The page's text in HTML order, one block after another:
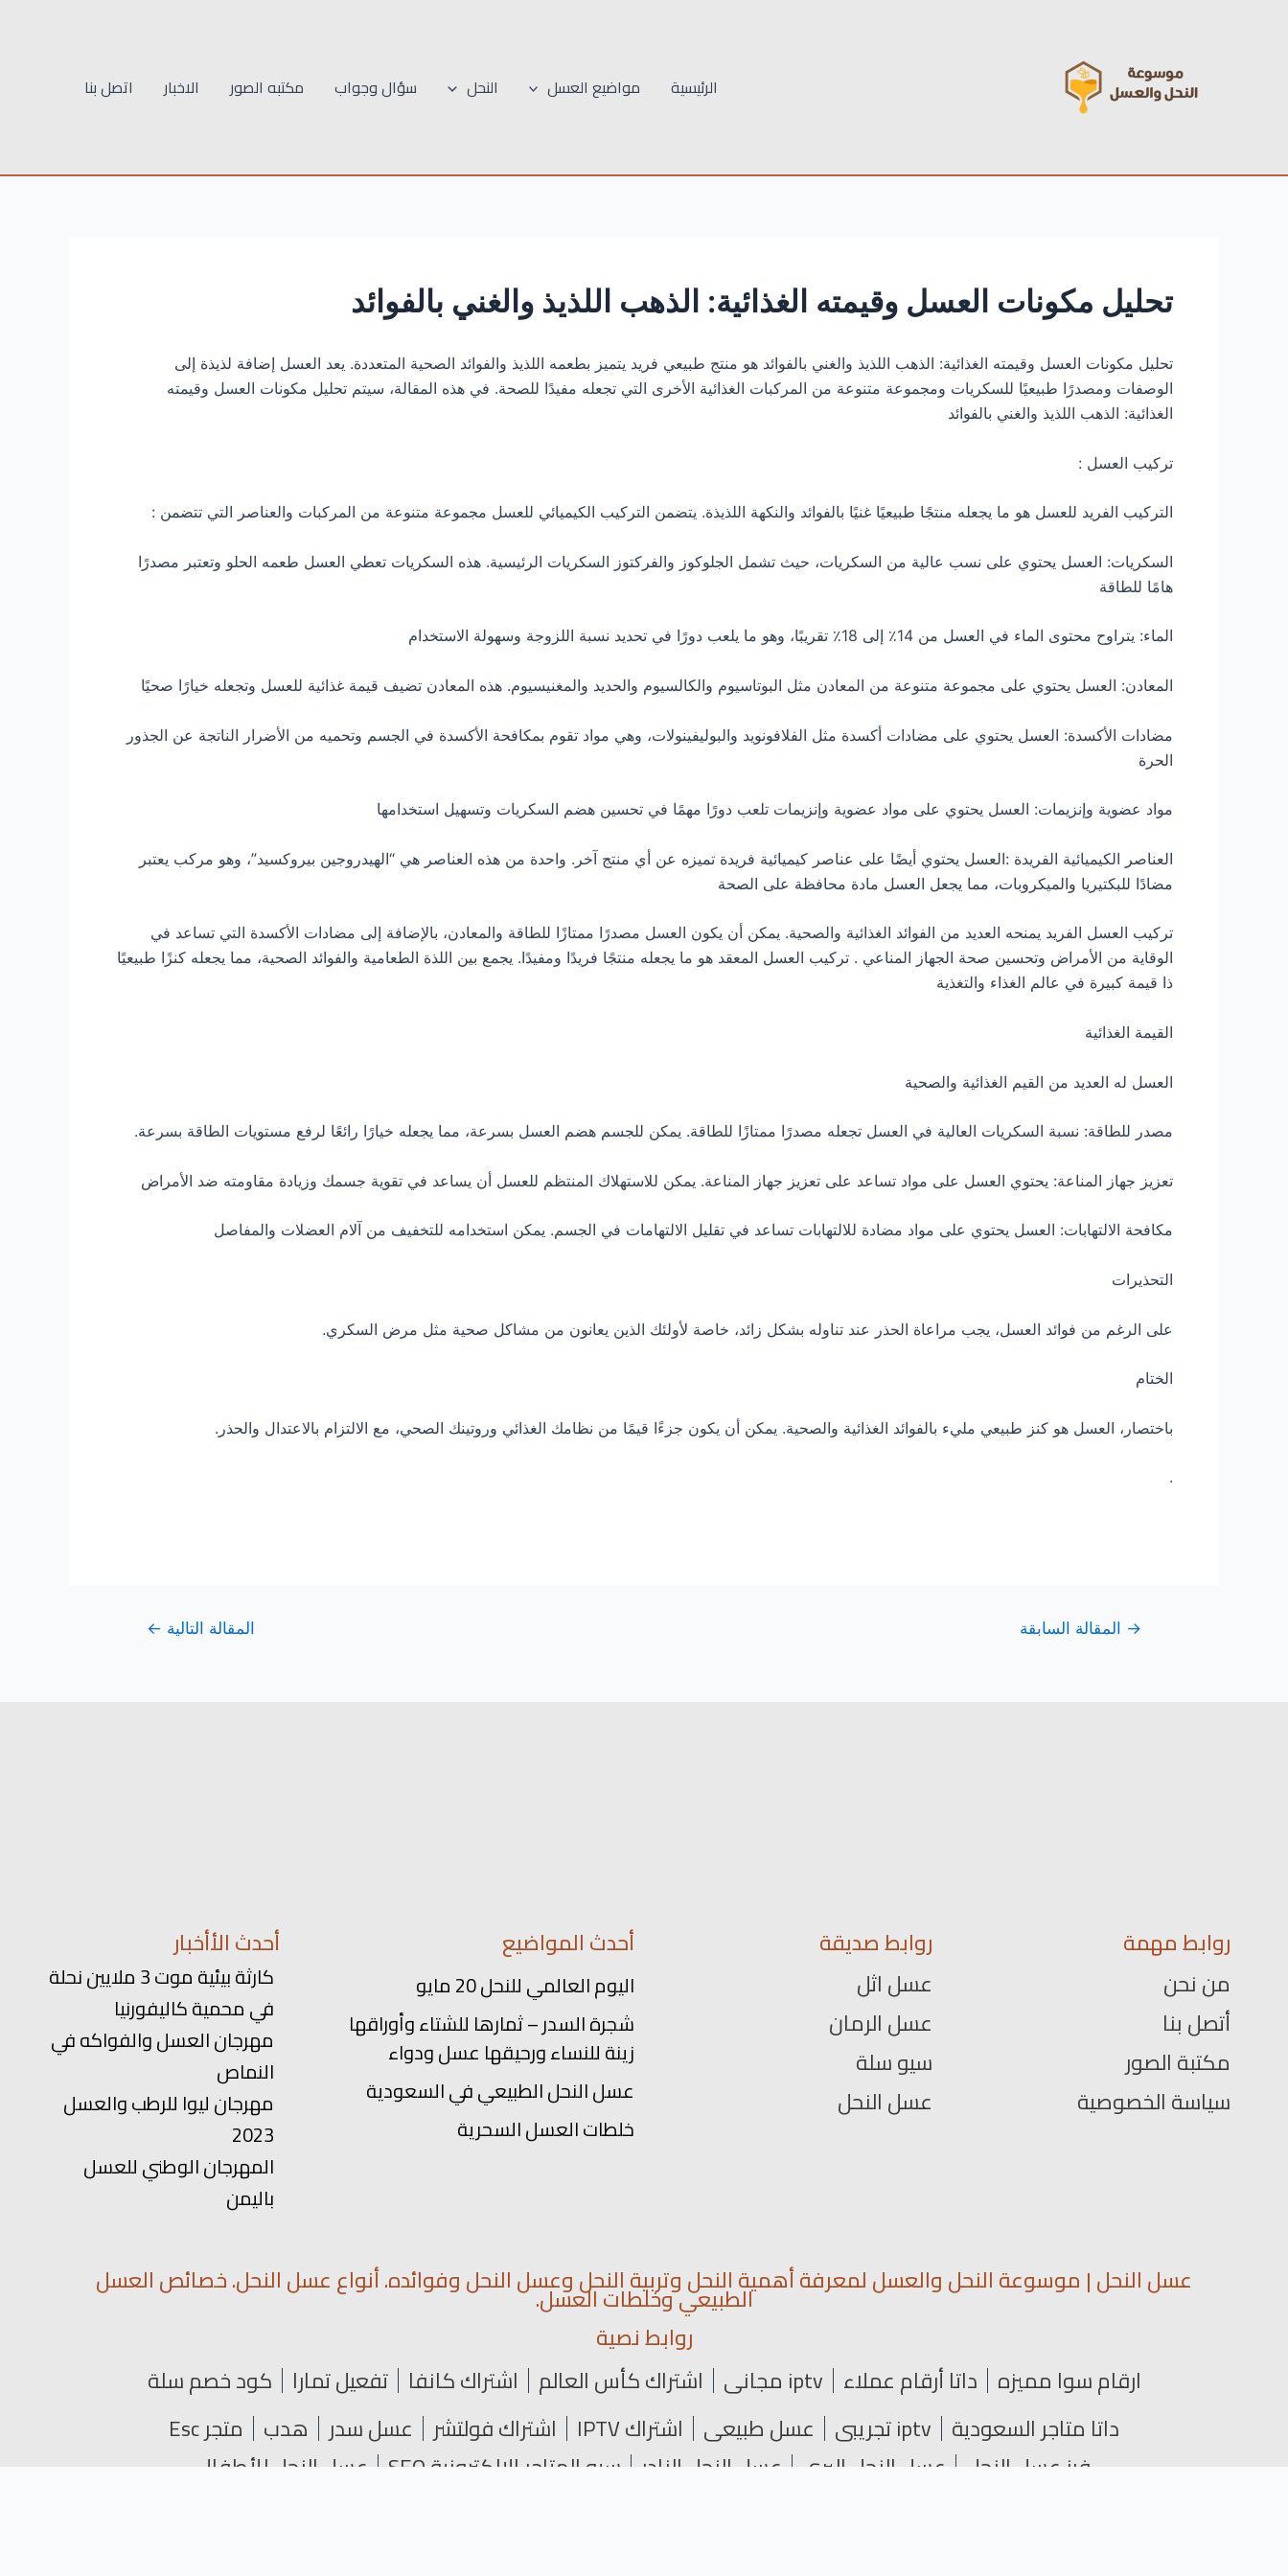
الرئيسية مواضيع العسل النحل سؤال وجواب مكتبه الصور الاخبار اتصل بنا
تحليل مكونات العسل وقيمته الغذائية: الذهب اللذيذ والغني بالفوائد
تحليل مكونات العسل وقيمته الغذائية: الذهب اللذيذ والغني بالفوائد هو منتج طبيعي فريد يتميز بطعمه اللذيذ والفوائد الصحية المتعددة. يعد العسل إضافة لذيذة إلى
الوصفات ومصدرًا طبيعيًا للسكريات ومجموعة متنوعة من المركبات الغذائية الأخرى التي تجعله مفيدًا للصحة. في هذه المقالة، سيتم تحليل مكونات العسل وقيمته
الغذائية: الذهب اللذيذ والغني بالفوائد
تركيب العسل :
التركيب الفريد للعسل هو ما يجعله منتجًا طبيعيًا غنيًا بالفوائد والنكهة اللذيذة. يتضمن التركيب الكيميائي للعسل مجموعة متنوعة من المركبات والعناصر التي تتضمن :
السكريات: العسل يحتوي على نسب عالية من السكريات، حيث تشمل الجلوكوز والفركتوز السكريات الرئيسية. هذه السكريات تعطي العسل طعمه الحلو وتعتبر مصدرًا
هامًا للطاقة
الماء: يتراوح محتوى الماء في العسل من 14٪ إلى 18٪ تقريبًا، وهو ما يلعب دورًا في تحديد نسبة اللزوجة وسهولة الاستخدام
المعادن: العسل يحتوي على مجموعة متنوعة من المعادن مثل البوتاسيوم والكالسيوم والحديد والمغنيسيوم. هذه المعادن تضيف قيمة غذائية للعسل وتجعله خيارًا صحيًا
مضادات الأكسدة: العسل يحتوي على مضادات أكسدة مثل الفلافونويد والبوليفينولات، وهي مواد تقوم بمكافحة الأكسدة في الجسم وتحميه من الأضرار الناتجة عن الجذور
الحرة
مواد عضوية وإنزيمات: العسل يحتوي على مواد عضوية وإنزيمات تلعب دورًا مهمًا في تحسين هضم السكريات وتسهيل استخدامها
العناصر الكيميائية الفريدة :العسل يحتوي أيضًا على عناصر كيميائية فريدة تميزه عن أي منتج آخر. واحدة من هذه العناصر هي “الهيدروجين بيروكسيد”، وهو مركب يعتبر
مضادًا للبكتيريا والميكروبات، مما يجعل العسل مادة محافظة على الصحة
تركيب العسل الفريد يمنحه العديد من الفوائد الغذائية والصحية. يمكن أن يكون العسل مصدرًا ممتازًا للطاقة والمعادن، بالإضافة إلى مضادات الأكسدة التي تساعد في
الوقاية من الأمراض وتحسين صحة الجهاز المناعي . تركيب العسل المعقد هو ما يجعله منتجًا فريدًا ومفيدًا. يجمع بين اللذة الطعامية والفوائد الصحية، مما يجعله كنزًا طبيعيًا
ذا قيمة كبيرة في عالم الغذاء والتغذية
القيمة الغذائية
العسل له العديد من القيم الغذائية والصحية
مصدر للطاقة: نسبة السكريات العالية في العسل تجعله مصدرًا ممتازًا للطاقة. يمكن للجسم هضم العسل بسرعة، مما يجعله خيارًا رائعًا لرفع مستويات الطاقة بسرعة.
تعزيز جهاز المناعة: يحتوي العسل على مواد تساعد على تعزيز جهاز المناعة. يمكن للاستهلاك المنتظم للعسل أن يساعد في تقوية جسمك وزيادة مقاومته ضد الأمراض
مكافحة الالتهابات: العسل يحتوي على مواد مضادة للالتهابات تساعد في تقليل الالتهامات في الجسم. يمكن استخدامه للتخفيف من آلام العضلات والمفاصل
التحذيرات
على الرغم من فوائد العسل، يجب مراعاة الحذر عند تناوله بشكل زائد، خاصة لأولئك الذين يعانون من مشاكل صحية مثل مرض السكري.
الختام
باختصار، العسل هو كنز طبيعي مليء بالفوائد الغذائية والصحية. يمكن أن يكون جزءًا قيمًا من نظامك الغذائي وروتينك الصحي، مع الالتزام بالاعتدال والحذر.
.
→ المقالة السابقة المقالة التالية ←
روابط مهمة
من نحن
أتصل بنا
مكتبة الصور
سياسة الخصوصية
روابط صديقة
عسل اثل
عسل الرمان
سيو سلة
عسل النحل
أحدث المواضيع
اليوم العالمي للنحل 20 مايو
شجرة السدر – ثمارها للشتاء وأوراقها
زينة للنساء ورحيقها عسل ودواء
عسل النحل الطبيعي في السعودية
خلطات العسل السحرية
أحدث الأأخبار
كارثة بيئية موت 3 ملايين نحلة
في محمية كاليفورنيا
مهرجان العسل والفواكه في
النماص
مهرجان ليوا للرطب والعسل
2023
المهرجان الوطني للعسل
باليمن
عسل النحل | موسوعة النحل والعسل لمعرفة أهمية النحل وتربية النحل وعسل النحل وفوائده. أنواع عسل النحل. خصائص العسل
الطبيعي وخلطات العسل.
روابط نصية
ارقام سوا مميزه داتا أرقام عملاء iptv مجاني اشتراك كأس العالم اشتراك كانفا تفعيل تمارا كود خصم سلة
داتا متاجر السعودية iptv تجريبي عسل طبيعي اشتراك IPTV اشتراك فولتشر عسل سدر هدب متجر Esc
فرز عسل النحل
عسل النحل البري عسل النحل النادر سيو المتاجر الإلكترونية SEO عسل النحل للأطفال